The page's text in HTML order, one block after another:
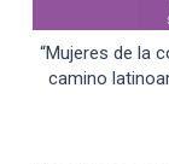
“Mujeres de la
camino